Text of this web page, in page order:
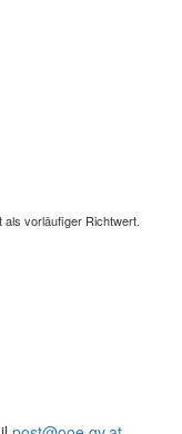
als vorläufiger Richtwert.